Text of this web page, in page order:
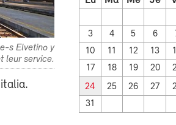
s Elvetino y
leur service.
3
4 5 6
10
11 12 13
17
18 19 20
24 25 26 27
31